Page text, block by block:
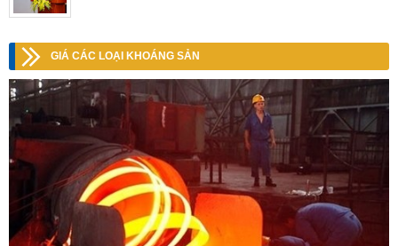
GIÁ CÁC LOẠI KHOÁNG SẢN